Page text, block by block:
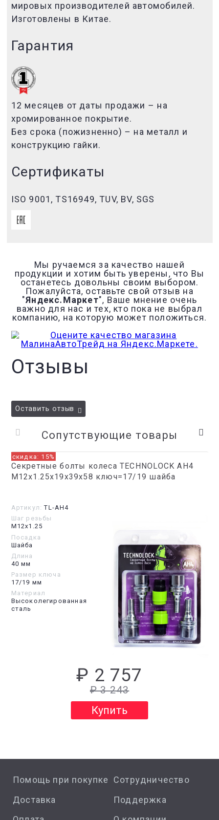
мировых производителей автомобилей.
Изготовлены в Китае.
Гарантия
12 месяцев от даты продажи – на
хромированное покрытие.
Без срока (пожизненно) – на металл и
конструкцию гайки.
Сертификаты
ISO 9001, TS16949, TUV, BV, SGS
Мы ручаемся за качество нашей
продукции и хотим быть уверены, что Вы
останетесь довольны своим выбором.
Пожалуйста, оставьте свой отзыв на
"Яндекс.Маркет", Ваше мнение очень
важно для нас и тех, кто пока не выбрал
компанию, на которую может положиться.
Отзывы
Оставить отзыв
Сопутствующие товары
Секретные болты колеса TECHNOLOCK AH4
М12x1.25x19x39x58 ключ=17/19 шайба
Артикул: TL-AH4
Шаг резьбы
М12х1.25
Посадка
Шайба
Длина
40 мм
Размер ключа
17/19 мм
Материал
Высоколегированная
сталь
скидка: 15%
₽ 2 757
₽ 3 243
Купить
Помощь при покупке
Доставка
Сотрудничество
Поддержка